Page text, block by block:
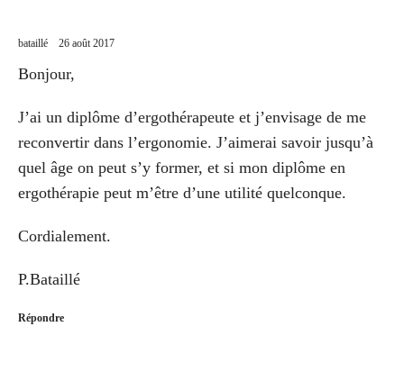
bataillé 26 août 2017
Bonjour,
J’ai un diplôme d’ergothérapeute et j’envisage de me
reconvertir dans l’ergonomie. J’aimerai savoir jusqu’à
quel âge on peut s’y former, et si mon diplôme en
ergothérapie peut m’être d’une utilité quelconque.
Cordialement.
P.Bataillé
Répondre